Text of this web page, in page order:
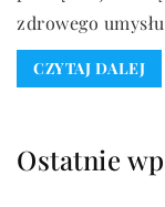
zdrowego
CZYTAJ DALEJ
Ostatnie